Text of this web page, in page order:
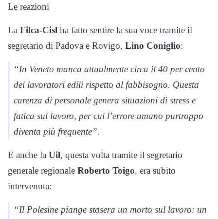
Le reazioni
La Filca-Cisl ha fatto sentire la sua voce tramite il
segretario di Padova e Rovigo, Lino Coniglio:
“In Veneto manca attualmente circa il 40 per cento
dei lavoratori edili rispetto al fabbisogno. Questa
carenza di personale genera situazioni di stress e
fatica sul lavoro, per cui l’errore umano purtroppo
diventa più frequente”.
E anche la Uil, questa volta tramite il segretario
generale regionale Roberto Toigo, era subito
intervenuta:
“Il Polesine piange stasera un morto sul lavoro: un